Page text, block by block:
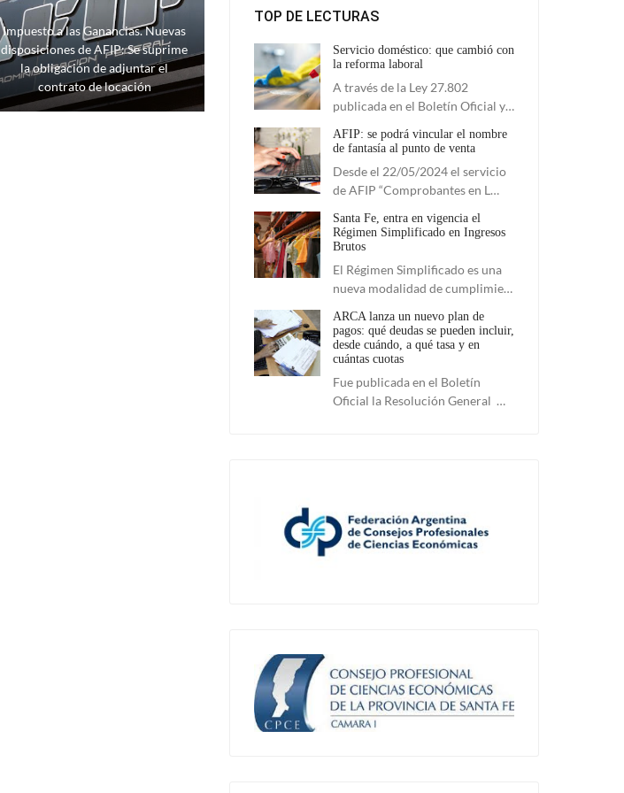
Impuesto a las Ganancias. Nuevas
disposiciones de AFIP: Se suprime
la obligación de adjuntar el
contrato de locación
TOP DE LECTURAS
Servicio doméstico: que cambió con
la reforma laboral
A través de la Ley 27.802
publicada en el Boletín Oficial y…
AFIP: se podrá vincular el nombre
de fantasía al punto de venta
Desde el 22/05/2024 el servicio
de AFIP “Comprobantes en L…
Santa Fe, entra en vigencia el
Régimen Simplificado en Ingresos
Brutos
El Régimen Simplificado es una
nueva modalidad de cumplimie…
ARCA lanza un nuevo plan de
pagos: qué deudas se pueden incluir,
desde cuándo, a qué tasa y en
cuántas cuotas
Fue publicada en el Boletín
Oficial la Resolución General …